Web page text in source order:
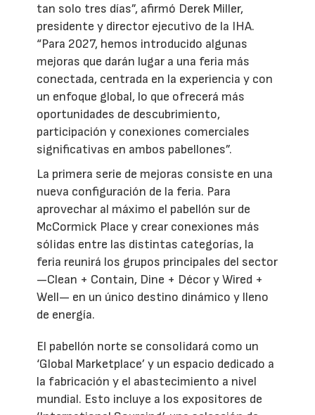
tan solo tres días”, afirmó Derek Miller,
presidente y director ejecutivo de la IHA.
“Para 2027, hemos introducido algunas
mejoras que darán lugar a una feria más
conectada, centrada en la experiencia y con
un enfoque global, lo que ofrecerá más
oportunidades de descubrimiento,
participación y conexiones comerciales
significativas en ambos pabellones”.
La primera serie de mejoras consiste en una
nueva configuración de la feria. Para
aprovechar al máximo el pabellón sur de
McCormick Place y crear conexiones más
sólidas entre las distintas categorías, la
feria reunirá los grupos principales del sector
—Clean + Contain, Dine + Décor y Wired +
Well— en un único destino dinámico y lleno
de energía.
El pabellón norte se consolidará como un
‘Global Marketplace’ y un espacio dedicado a
la fabricación y el abastecimiento a nivel
mundial. Esto incluye a los expositores de